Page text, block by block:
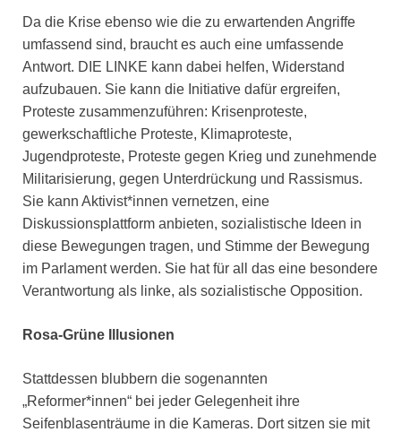
Da die Krise ebenso wie die zu erwartenden Angriffe
umfassend sind, braucht es auch eine umfassende
Antwort. DIE LINKE kann dabei helfen, Widerstand
aufzubauen. Sie kann die Initiative dafür ergreifen,
Proteste zusammenzuführen: Krisenproteste,
gewerkschaftliche Proteste, Klimaproteste,
Jugendproteste, Proteste gegen Krieg und zunehmende
Militarisierung, gegen Unterdrückung und Rassismus.
Sie kann Aktivist*innen vernetzen, eine
Diskussionsplattform anbieten, sozialistische Ideen in
diese Bewegungen tragen, und Stimme der Bewegung
im Parlament werden. Sie hat für all das eine besondere
Verantwortung als linke, als sozialistische Opposition.
Rosa-Grüne Illusionen
Stattdessen blubbern die sogenannten
„Reformer*innen“ bei jeder Gelegenheit ihre
Seifenblasenträume in die Kameras. Dort sitzen sie mit